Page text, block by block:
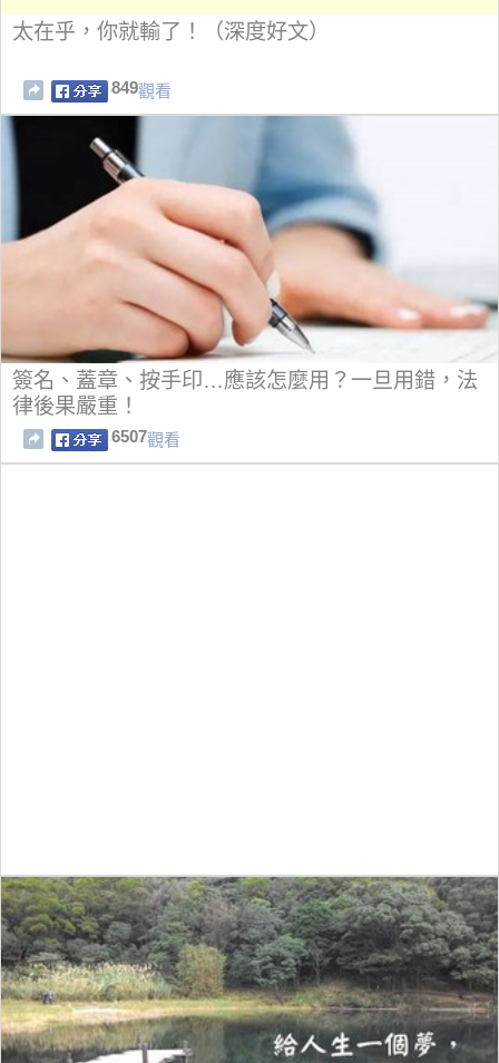
太在乎，你就輸了！（深度好文）
849觀看
簽名、蓋章、按手印…應該怎麼用？一旦用錯，法
律後果嚴重！
6507觀看